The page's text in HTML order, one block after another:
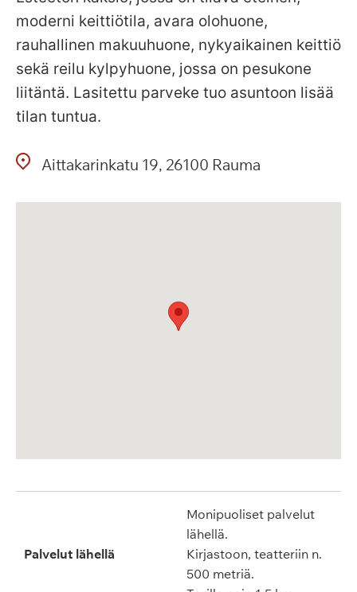
moderni keittiötila, avara olohuone,
rauhallinen makuuhuone, nykyaikainen keittiö
sekä reilu kylpyhuone, jossa on pesukone
liitäntä. Lasitettu parveke tuo asuntoon lisää
tilan tuntua.
Aittakarinkatu 19 26100 Rauma
Palvelut lähellä
Monipuoliset palvelut
lähellä.
Kirjastoon, teatteriin n.
500 metriä.